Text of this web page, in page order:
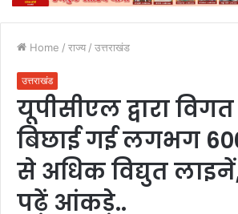
Home / राज्य / उत्तराखंड
उत्तराखंड
यूपीसीएल द्वारा
बिछाई गई लगभग
से अधिक विद्युत
पढ़ें आंकड़े..